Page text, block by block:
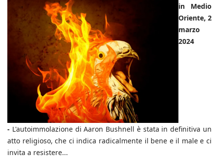
in Medio
Oriente, 2
marzo
2024
- L'autoimmolazione di Aaron Bushnell è stata in definitiva un
atto religioso, che ci indica radicalmente il bene e il male e ci
invita a resistere...